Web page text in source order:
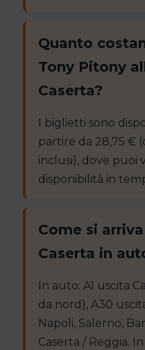
Quanto
Tony Pitony
Caserta?
I biglietti sono
partire da 28,75 €
inclusi), dove puoi
disponibilità in
Come si
Caserta in
In auto: A1 uscita
da nord), A30
Napoli, Salerno,
Caserta / Reggia.